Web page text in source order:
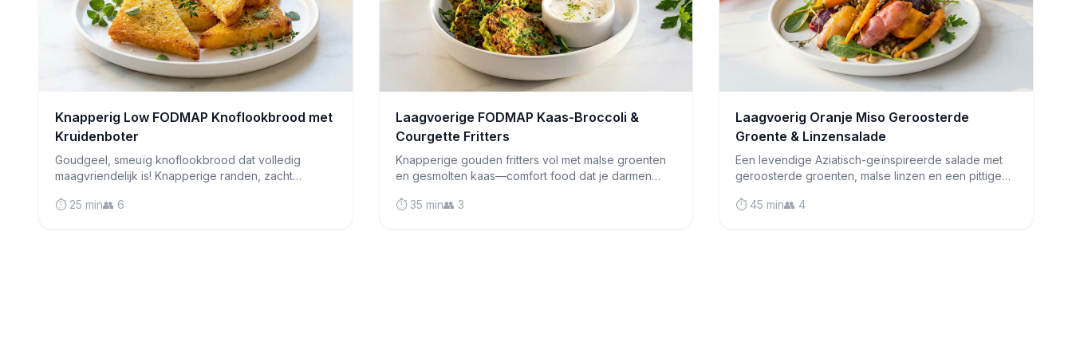
Knapperig Low FODMAP Knoflookbrood met
Kruidenboter
Goudgeel, smeuïg knoflookbrood dat volledig
maagvriendelijk is! Knapperige randen, zacht
elke maaltijd.
⏱️ 25 min👥 6
Laagvoerige FODMAP Kaas-Broccoli &
Courgette Fritters
Knapperige gouden fritters vol met malse groenten
en gesmolten kaas—comfort food dat je darmen
hartige snack.
⏱️ 35 min👥 3
Laagvoerig Oranje Miso Geroosterde
Groente & Linzensalade
Een levendige Aziatisch-geïnspireerde salade met
geroosterde groenten, malse linzen en een pittige
⏱️ 45 min👥 4